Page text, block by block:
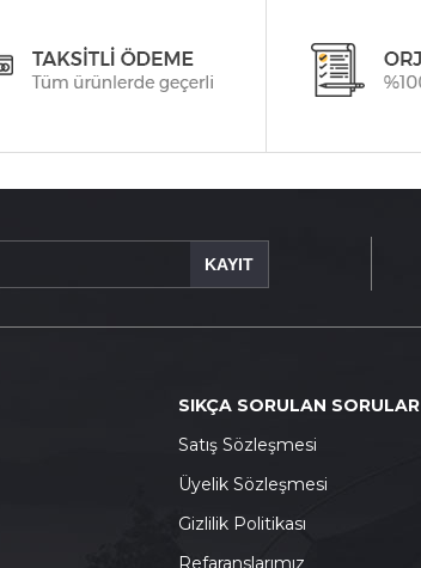
KAYIT
SIKÇA SORULAN SORULAR
Satış Sözleşmesi
Üyelik Sözleşmesi
Gizlilik Politikası
Refaranslarımız